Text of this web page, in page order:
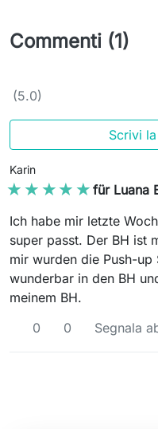
Commenti (1)
(5.0)
Scrivi
Karin
★★★★★
★★★★★ für Luana
Ich habe mir letzte
super passt. Der BH ist
mir wurden die Push-up
wunderbar in den BH
meinem BH.
0
0 Segnala